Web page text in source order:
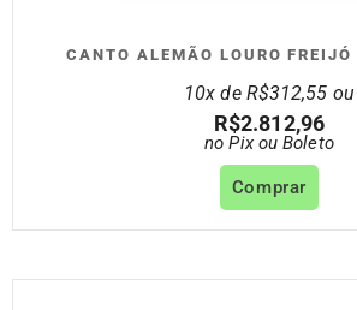
CANTO ALEMÃO LOURO
10x de R$312,55 ou
R$2.812,96
no Pix ou Boleto
Comprar